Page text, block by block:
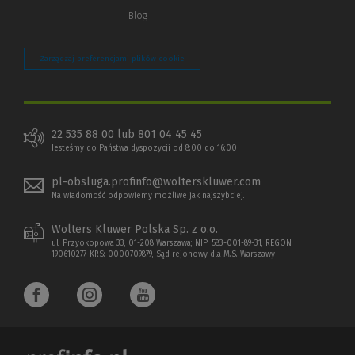
Blog
Zarządzaj preferencjami plików cookie
22 535 88 00 lub 801 04 45 45
Jesteśmy do Państwa dyspozycji od 8:00 do 16:00
pl-obsluga.profinfo@wolterskluwer.com
Na wiadomość odpowiemy możliwe jak najszybciej.
Wolters Kluwer Polska Sp. z o.o.
ul. Przyokopowa 33, 01-208 Warszawa; NIP: 583-001-89-31, REGON:
190610277, KRS: 0000709879, Sąd rejonowy dla M.S. Warszawy